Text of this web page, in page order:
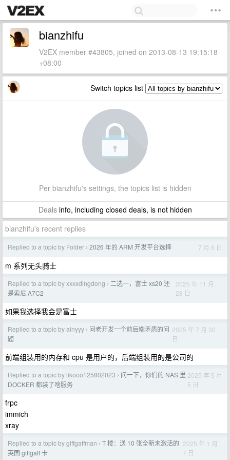
bianzhifu
V2EX member #43805, joined on 2013-08-13 19:15:18
+08:00
Switch topics list
Per bianzhifu's settings, the topics list is hidden
Dealsinfo, including closed deals, is not hidden
bianzhifu's recent replies
Replied to a topic by Folder › 2026 年的 ARM 开发平台选择 7 月 6 日
m 系列无头骑士
Replied to a topic by xxxxdingdong › 二选一，富士 xs20 还
是索尼 A7C2
2025 年 11 月
28 日
如果我选择我会是富士
Replied to a topic by ainyyy › 问老开发一个前后端矛盾的问
题
2025 年 7 月 30
日
前端组装用的内存和 cpu 是用户的，后端组装用的是公司的
Replied to a topic by likooo125802023 › 问一下，你们的 NAS 里
DOCKER 都装了啥服务
2025 年 5 月
5 日
frpc
immich
xray
Replied to a topic by giffgaffman › T 楼：送 10 张全新未激活的
英国 giffgaff 卡
2025 年 1 月
7 日